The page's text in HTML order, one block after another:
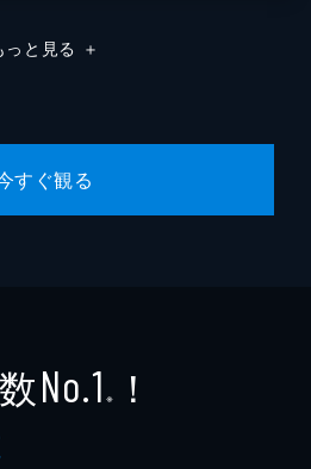
っと見る ＋
すぐ観る
No.1 ※ ！